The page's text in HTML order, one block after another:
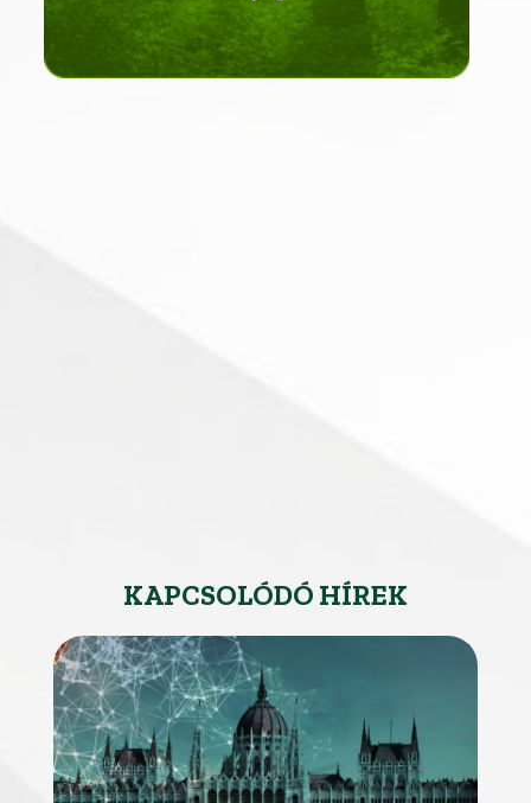
KAPCSOLÓDÓ HÍREK